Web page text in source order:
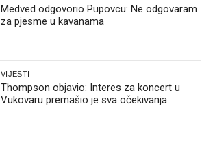
Medved odgovorio Pupovcu: Ne odgovaram
za pjesme u kavanama
VIJESTI
Thompson objavio: Interes za koncert u
Vukovaru premašio je sva očekivanja